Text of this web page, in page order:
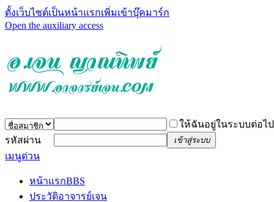
ตั้งเว็บไซต์เป็นหน้าแรกเพิ่มเข้าบุ๊คมาร์ก
Open the auxiliary access
ให้ฉันอยู่ในระบบต่อไป
รหัสผ่าน
เข้าสู่ระบบ
เมนูด่วน
หน้าแรกBBS
ประวัติอาจารย์เจน